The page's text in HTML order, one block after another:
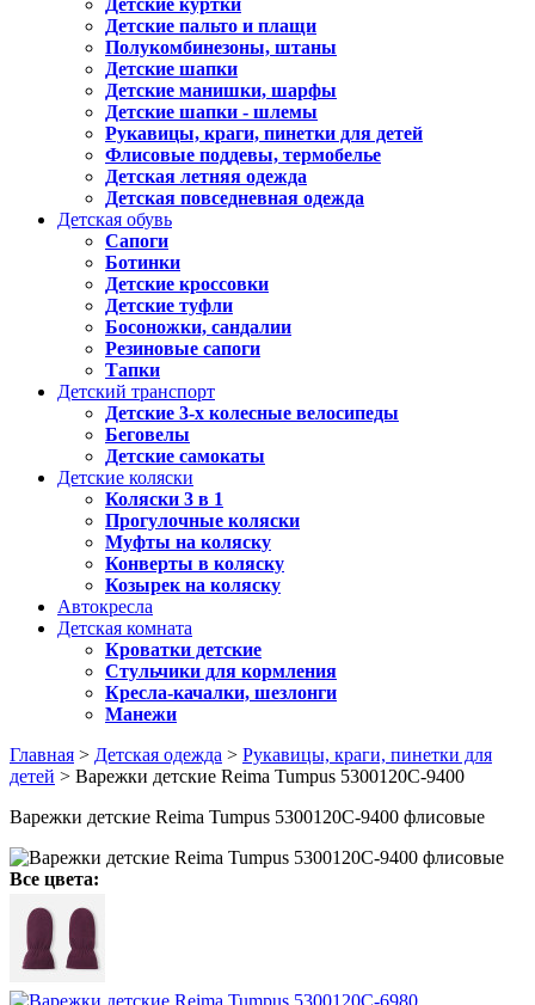
Детские куртки
Детские пальто и плащи
Полукомбинезоны, штаны
Детские шапки
Детские манишки, шарфы
Детские шапки - шлемы
Рукавицы, краги, пинетки для детей
Флисовые поддевы, термобелье
Детская летняя одежда
Детская повседневная одежда
Детская обувь
Сапоги
Ботинки
Детские кроссовки
Детские туфли
Босоножки, сандалии
Резиновые сапоги
Тапки
Детский транспорт
Детские 3-х колесные велосипеды
Беговелы
Детские самокаты
Детские коляски
Коляски 3 в 1
Прогулочные коляски
Муфты на коляску
Конверты в коляску
Козырек на коляску
Автокресла
Детская комната
Кроватки детские
Стульчики для кормления
Кресла-качалки, шезлонги
Манежи
Главная > Детская одежда > Рукавицы, краги, пинетки для
детей > Варежки детские Reima Tumpus 5300120C-9400
Варежки детские Reima Tumpus 5300120C-9400 флисовые
Все цвета: